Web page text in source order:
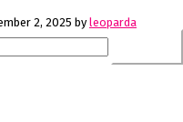
2, 2025 byleoparda